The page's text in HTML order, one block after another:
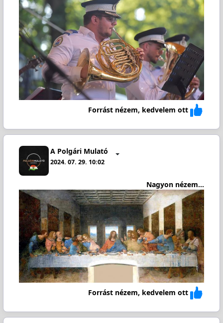
Forrást nézem, kedvelem ott
A Polgári Mulató
2024. 07. 29. 10:02
Nagyon nézem...
Forrást nézem, kedvelem ott